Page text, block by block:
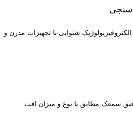
سنجی
شنوایی با تجهیزات مدرن و
سمعک مطابق با نوع و میزان افت